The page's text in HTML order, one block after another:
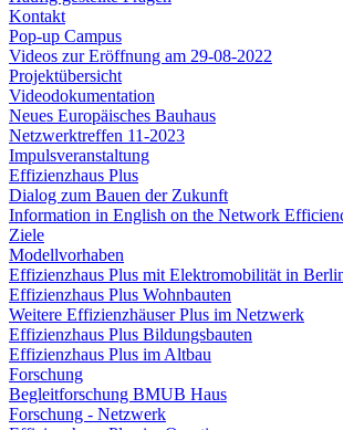
Kontakt
Pop-up Campus
Videos zur Eröffnung am 29-08-2022
Projektübersicht
Videodokumentation
Neues Europäisches Bauhaus
Netzwerktreffen 11-2023
Impulsveranstaltung
Effizienzhaus Plus
Dialog zum Bauen der Zukunft
Information in English on the Network
Ziele
Modellvorhaben
Effizienzhaus Plus mit Elektromobilität in
Effizienzhaus Plus Wohnbauten
Weitere Effizienzhäuser Plus im Netzwerk
Effizienzhaus Plus Bildungsbauten
Effizienzhaus Plus im Altbau
Forschung
Begleitforschung BMUB Haus
Forschung - Netzwerk